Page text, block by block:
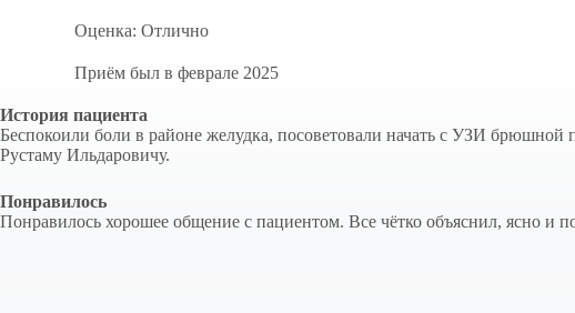
Оценка: Отлично
Приём был в феврале 2025
История пациента
Беспокоили боли в районе желудка, посоветовали начать с УЗИ
Рустаму Ильдаровичу.
Понравилось
Понравилось хорошее общение с пациентом. Все чётко объяснил, ясно и